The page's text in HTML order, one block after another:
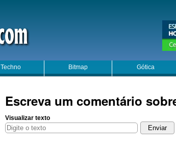
Techno Bitmap Gótica
Escreva um comentário
Visualizar texto